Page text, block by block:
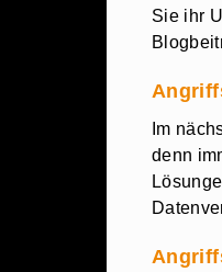
Sie ihr
Im
denn